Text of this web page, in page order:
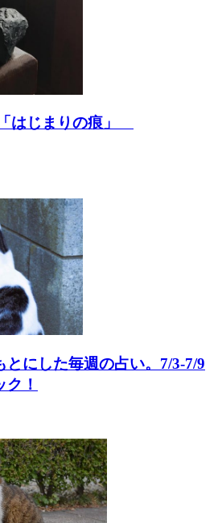
はじまりの痕」
とにした毎週の占い。7/3-7/9
！